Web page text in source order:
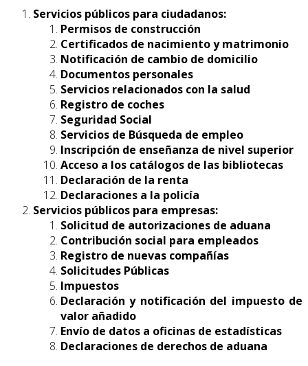
Servicios públicos para ciudadanos:
Permisos de construcción
Certificados de nacimiento y matrimonio
Notificación de cambio de domicilio
Documentos personales
Servicios relacionados con la salud
Registro de coches
Seguridad Social
Servicios de Búsqueda de empleo
Inscripción de enseñanza de nivel superior
Acceso a los catálogos de las bibliotecas
Declaración de la renta
Declaraciones a la policía
Servicios públicos para empresas:
Solicitud de autorizaciones de aduana
Contribución social para empleados
Registro de nuevas compañías
Solicitudes Públicas
Impuestos
Declaración y notificación del impuesto de
valor añadido
Envío de datos a oficinas de estadísticas
Declaraciones de derechos de aduana